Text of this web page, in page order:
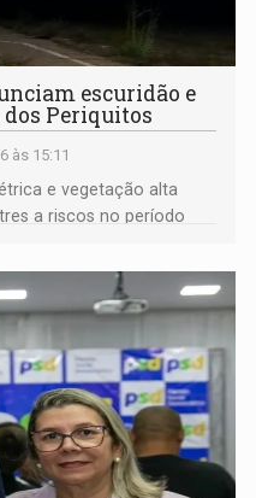
escuridão e
Periquitos
às 15:11
e vegetação alta
a riscos no período